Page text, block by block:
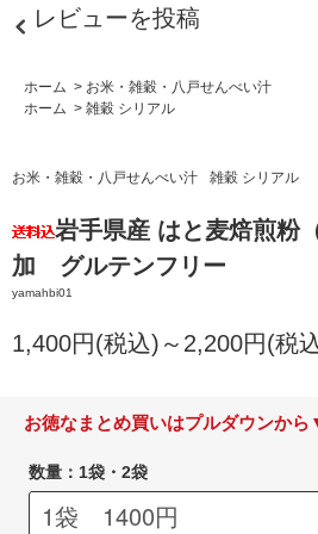
レビューを投稿
ホーム > お米・雑穀・八戸せんべい汁
ホーム > 雑穀 シリアル
お米・雑穀・八戸せんべい汁 雑穀 シリアル
岩手県産 はと麦焙煎粉
加 グルテンフリー
yamahbi01
1,400円(税込)～2,200円(税
お徳なまとめ買いはプルダウンから
数量：1袋・2袋